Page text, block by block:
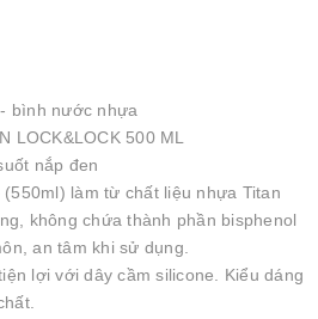
bình nước nhựa
LOCK&LOCK 500 ML
nắp đen
làm từ chất liệu nhựa Titan
không chứa thành phần bisphenol
an tâm khi sử dụng.
lợi với dây cầm silicone. Kiểu dáng